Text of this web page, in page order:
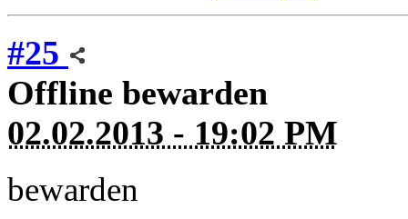
#25
Offline bewarden
02.02.2013 - 19:02 PM
bewarden